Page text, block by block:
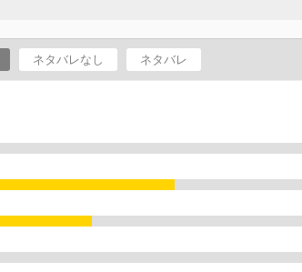
ネタバレなし ネタバレ